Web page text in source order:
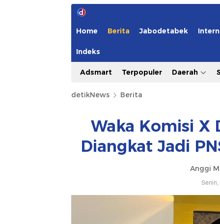
Home Berita Jabodetabek
Indeks
Adsmart Terpopuler Daerah
detikNews Berita
Waka Komisi X
Diangkat Jadi
Anggi
Senin,